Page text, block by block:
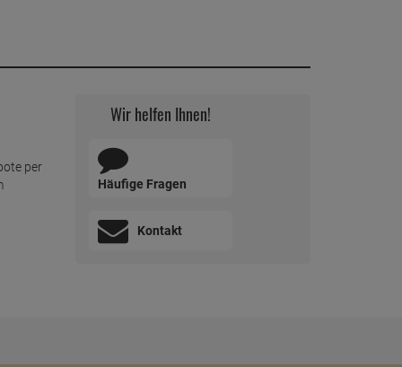
per
Wir helfen Ihnen!
Häufige Fragen
Kontakt